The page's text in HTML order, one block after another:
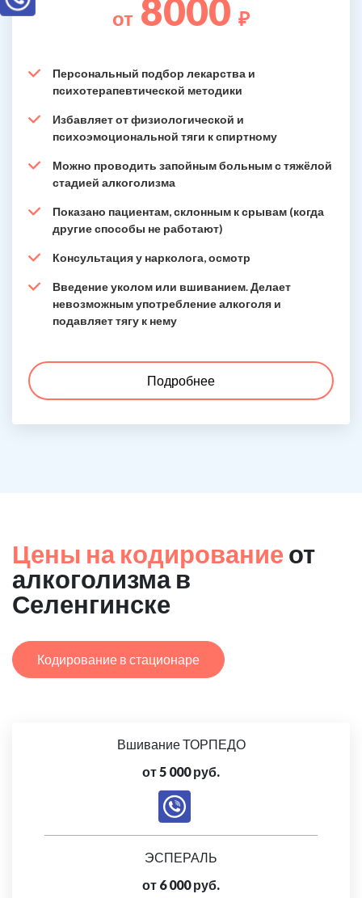
от 8000 ₽
Персональный подбор лекарства и
психотерапевтической методики
Избавляет от физиологической и
психоэмоциональной тяги к спиртному
Можно проводить запойным больным с тяжёлой
стадией алкоголизма
Показано пациентам, склонным к срывам (когда
другие способы не работают)
Консультация у нарколога, осмотр
Введение уколом или вшиванием. Делает
невозможным употребление алкоголя и
подавляет тягу к нему
Подробнее
Цены на кодирование от
алкоголизма в
Селенгинске
Кодирование в стационаре
Вшивание ТОРПЕДО
от 5 000 руб.
ЭСПЕРАЛЬ
от 6 000 руб.